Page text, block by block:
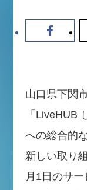
山口県下関
「LiveHUB
への総合的
新しい取り
月1日のサ